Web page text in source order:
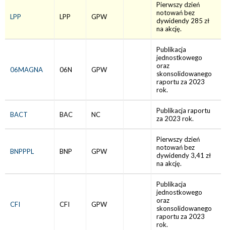
LPP LPP GPW
Pierwszy dzień
notowań bez
dywidendy 285 zł
na akcję.
06MAGNA 06N GPW
Publikacja
jednostkowego
oraz
skonsolidowanego
raportu za 2023
rok.
BACT BAC NC
Publikacja raportu
za 2023 rok.
BNPPPL BNP GPW
Pierwszy dzień
notowań bez
dywidendy 3,41 zł
na akcję.
CFI CFI GPW
Publikacja
jednostkowego
oraz
skonsolidowanego
raportu za 2023
rok.